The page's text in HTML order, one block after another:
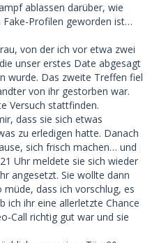
ablassen darüber, wie
Profilen geworden ist…
von der ich vor etwa zwei
unser erstes Date abgesagt
wurde. Das zweite Treffen fiel
von ihr gestorben war.
Versuch stattfinden.
dass sie sich etwas
zu erledigen hatte. Danach
sich frisch machen… und
Uhr meldete sie sich wieder
angesetzt. Sie wollte dann
dass ich vorschlug, es
ich ihr eine allerletzte Chance
Call richtig gut war und sie